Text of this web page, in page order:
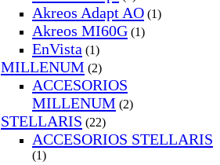
Akreos Adapt AO (1)
Akreos MI60G (1)
EnVista (1)
MILLENUM (2)
ACCESORIOS
MILLENUM (2)
STELLARIS (22)
ACCESORIOS STELLARIS
(1)